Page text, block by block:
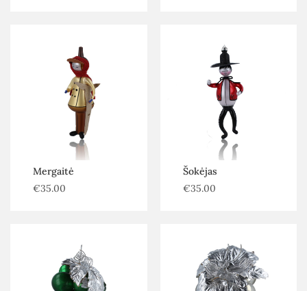
Mergaitė
€35.00
Šokėjas
€35.00